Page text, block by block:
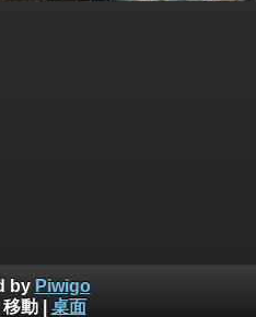
by Piwigo
移動| 桌面